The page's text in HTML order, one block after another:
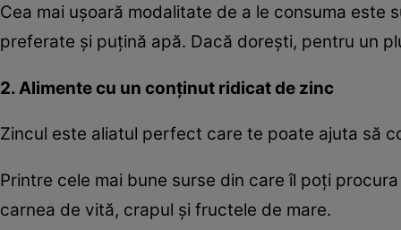
Cea mai uşoară modalitate de a le consuma
preferate şi puţină apă. Dacă doreşti, pentru un
2. Alimente cu un conţinut ridicat de zinc
Zincul este aliatul perfect care te poate ajuta să
Printre cele mai bune surse din care îl poţi
carnea de vită, crapul şi fructele de mare.